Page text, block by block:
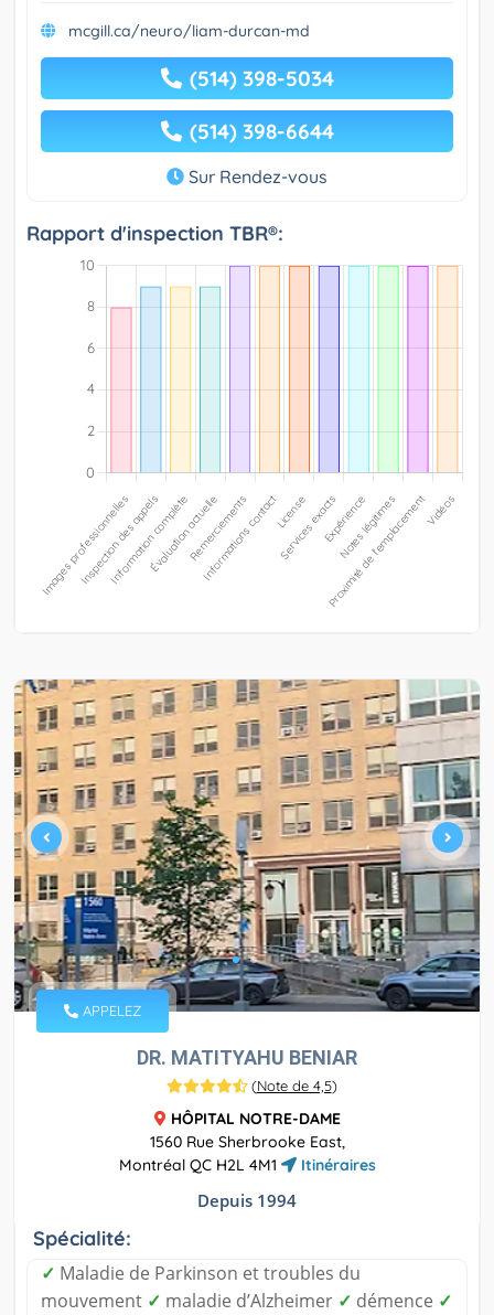
mcgill.ca/neuro/liam-durcan-md
(514) 398-5034
(514) 398-6644
Sur Rendez-vous
Rapport d'inspection TBR®:
APPELEZ
DR. MATITYAHU BENIAR
(Note de 4,5)
HÔPITAL NOTRE-DAME
1560 Rue Sherbrooke East,
Montréal QC H2L 4M1
Itinéraires
Depuis 1994
Spécialité:
✓ Maladie de Parkinson et troubles du
mouvement ✓ maladie d’Alzheimer ✓ démence ✓